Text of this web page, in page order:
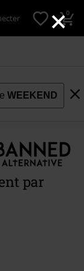
×0
WEEKEND
par